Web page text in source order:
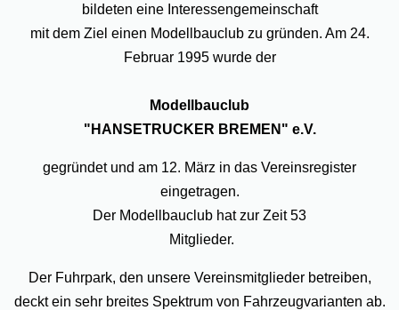
bildeten eine Interessengemeinschaft
mit dem Ziel einen Modellbauclub zu gründen. Am 24.
Februar 1995 wurde der
Modellbauclub
"HANSETRUCKER BREMEN" e.V.
gegründet und am 12. März in das Vereinsregister
eingetragen.
Der Modellbauclub hat zur Zeit 53
Mitglieder.
Der Fuhrpark, den unsere Vereinsmitglieder betreiben,
deckt ein sehr breites Spektrum von Fahrzeugvarianten ab.